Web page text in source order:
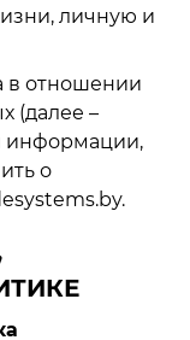
личную и
в отношении
(далее –
информации,
о